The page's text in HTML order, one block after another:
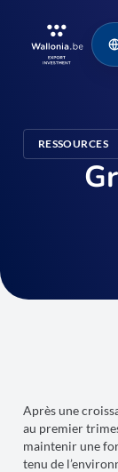
RESSOURCES
Après une
au premier
maintenir une
tenu de